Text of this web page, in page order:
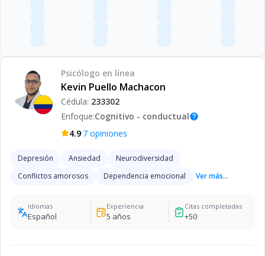
Psicólogo en línea
Kevin Puello Machacon
Cédula: 233302
Enfoque:Cognitivo - conductualhelp
4.9·7 opiniones
Depresión Ansiedad
Neurodiversidad
Conflictos amorosos
Dependencia emocional Ver más...
Idiomas
Español
Experiencia
5 años
Citas completadas
+50